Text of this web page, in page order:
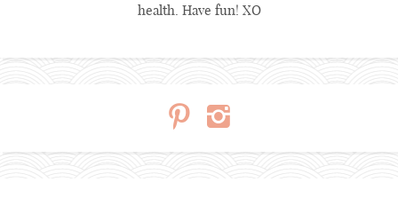
health. Have fun! XO